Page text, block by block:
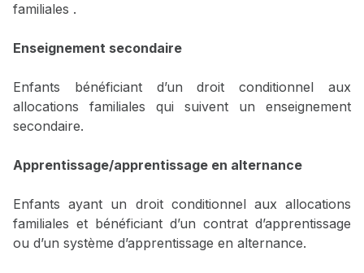
familiales .
Enseignement secondaire
Enfants bénéficiant d’un droit conditionnel aux
allocations familiales qui suivent un enseignement
secondaire.
Apprentissage/apprentissage en alternance
Enfants ayant un droit conditionnel aux allocations
familiales et bénéficiant d’un contrat d’apprentissage
ou d’un système d’apprentissage en alternance.